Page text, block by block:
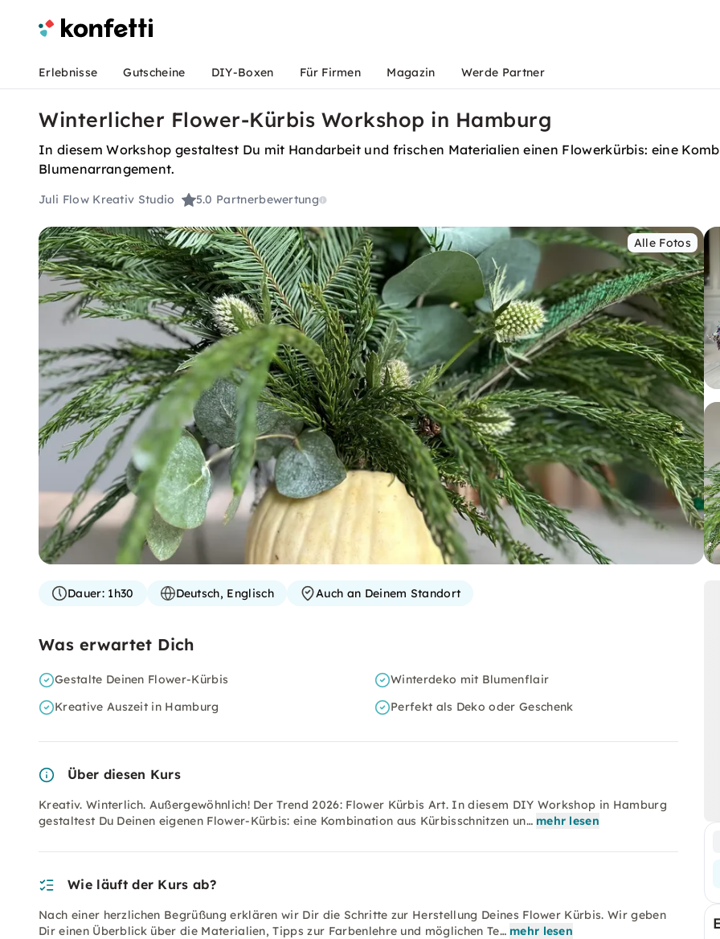
Erlebnisse Gutscheine DIY-Boxen Für Firmen Magazin Werde Partner
Winterlicher Flower-Kürbis Workshop in Hamburg
In diesem Workshop gestaltest Du mit Handarbeit und frischen Materialien einen Flowerkürbis: eine
Blumenarrangement.
Juli Flow Kreativ Studio 5.0 Partnerbewertung
Alle Fotos
Dauer:1h30 Deutsch, Englisch Auch an Deinem Standort
Was erwartet Dich
Gestalte Deinen Flower-Kürbis
Winterdeko mit Blumenflair
Kreative Auszeit in Hamburg
Perfekt als Deko oder Geschenk
Über diesen Kurs
Kreativ. Winterlich. Außergewöhnlich! Der Trend 2026: Flower Kürbis Art. In diesem DIY Workshop in Hamburg
gestaltest Du Deinen eigenen Flower-Kürbis: eine Kombination aus Kürbisschnitzen un… mehr lesen
Wie läuft der Kurs ab?
Nach einer herzlichen Begrüßung erklären wir Dir die Schritte zur Herstellung Deines Flower Kürbis. Wir geben
Dir einen Überblick über die Materialien, Tipps zur Farbenlehre und möglichen Te… mehr lesen